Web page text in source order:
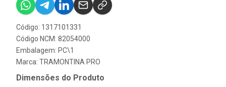
Código: 1317101331
Código NCM: 82054000
Embalagem: PC\1
Marca: TRAMONTINA PRO
Dimensões do Produto